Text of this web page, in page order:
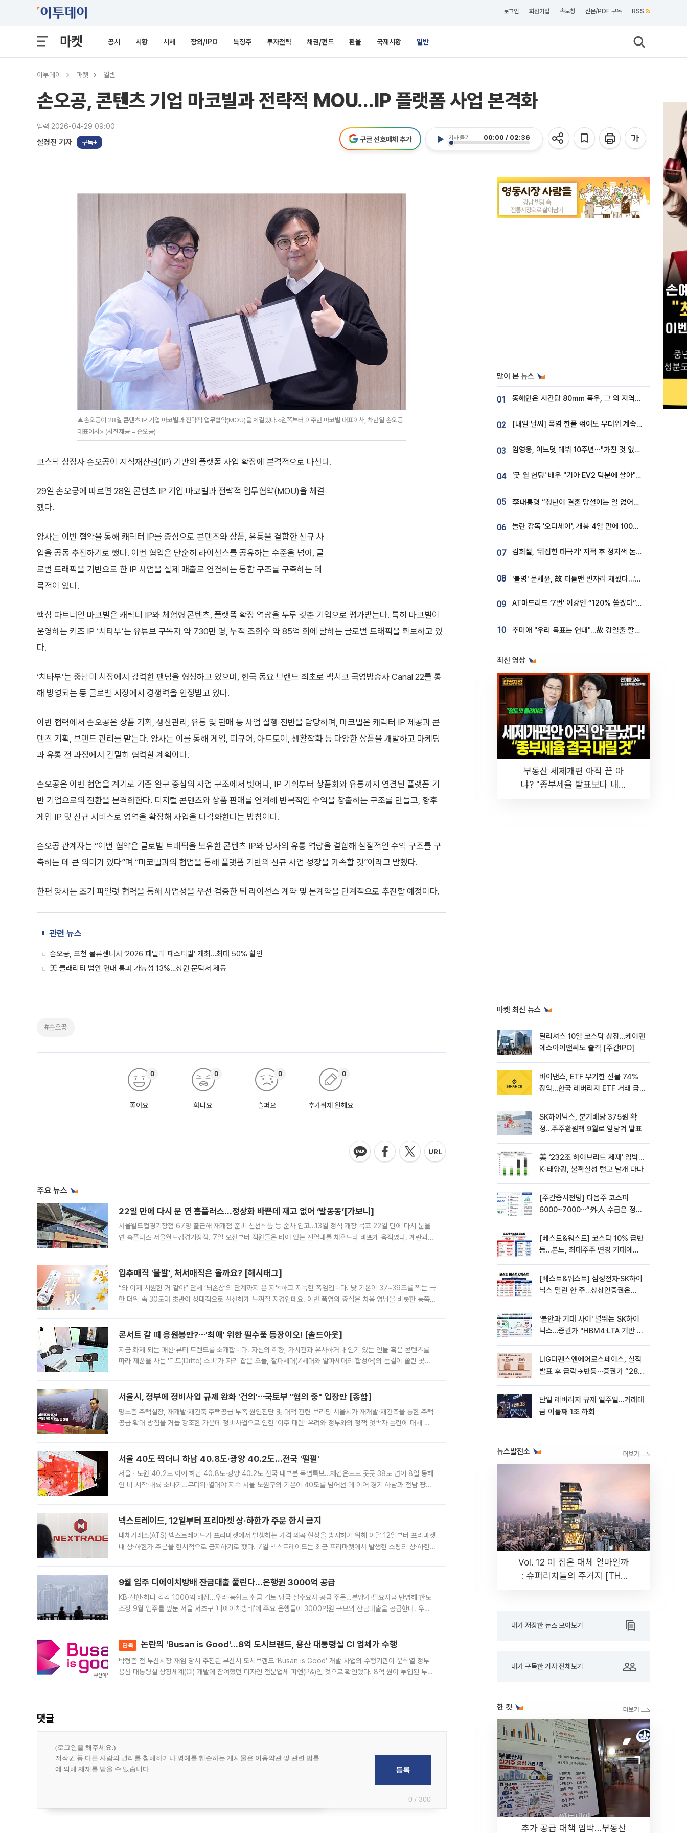
로그인 회원가입 속보창 신문/PDF 구독 RSS
마켓 공시 시황 시세 장외/IPO 특징주 투자전략 채권/펀드 환율 국제시황 일반
이투데이 마켓 일반
손오공, 콘텐츠 기업 마코빌과 전략적 MOU…IP 플랫폼 사업 본격화
입력 2026-04-29 09:00
설경진 기자 구독
기사 듣기 00:00 / 02:36
구글 선호매체 추가
▲손오공이 28일 콘텐츠 IP 기업 마코빌과 전략적 업무협약(MOU)을 체결했다.<왼쪽부터 이주현 마코빌 대표이사, 차현일 손오공
대표이사> (사진제공 = 손오공)
코스닥 상장사 손오공이 지식재산권(IP) 기반의 플랫폼 사업 확장에 본격적으로 나선다.
29일 손오공에 따르면 28일 콘텐츠 IP 기업 마코빌과 전략적 업무협약(MOU)을 체결
했다.
양사는 이번 협약을 통해 캐릭터 IP를 중심으로 콘텐츠와 상품, 유통을 결합한 신규 사
업을 공동 추진하기로 했다. 이번 협업은 단순히 라이선스를 공유하는 수준을 넘어, 글
로벌 트래픽을 기반으로 한 IP 사업을 실제 매출로 연결하는 통합 구조를 구축하는 데
목적이 있다.
핵심 파트너인 마코빌은 캐릭터 IP와 체험형 콘텐츠, 플랫폼 확장 역량을 두루 갖춘 기업으로 평가받는다. 특히 마코빌이
운영하는 키즈 IP ‘치타부’는 유튜브 구독자 약 730만 명, 누적 조회수 약 85억 회에 달하는 글로벌 트래픽을 확보하고 있
다.
‘치타부’는 중남미 시장에서 강력한 팬덤을 형성하고 있으며, 한국 동요 브랜드 최초로 멕시코 국영방송사 Canal 22를 통
해 방영되는 등 글로벌 시장에서 경쟁력을 인정받고 있다.
이번 협력에서 손오공은 상품 기획, 생산관리, 유통 및 판매 등 사업 실행 전반을 담당하며, 마코빌은 캐릭터 IP 제공과 콘
텐츠 기획, 브랜드 관리를 맡는다. 양사는 이를 통해 게임, 피규어, 아트토이, 생활잡화 등 다양한 상품을 개발하고 마케팅
과 유통 전 과정에서 긴밀히 협력할 계획이다.
손오공은 이번 협업을 계기로 기존 완구 중심의 사업 구조에서 벗어나, IP 기획부터 상품화와 유통까지 연결된 플랫폼 기
반 기업으로의 전환을 본격화한다. 디지털 콘텐츠와 상품 판매를 연계해 반복적인 수익을 창출하는 구조를 만들고, 향후
게임 IP 및 신규 서비스로 영역을 확장해 사업을 다각화한다는 방침이다.
손오공 관계자는 “이번 협약은 글로벌 트래픽을 보유한 콘텐츠 IP와 당사의 유통 역량을 결합해 실질적인 수익 구조를 구
축하는 데 큰 의미가 있다”며 “마코빌과의 협업을 통해 플랫폼 기반의 신규 사업 성장을 가속할 것”이라고 말했다.
한편 양사는 초기 파일럿 협력을 통해 사업성을 우선 검증한 뒤 라이선스 계약 및 본계약을 단계적으로 추진할 예정이다.
관련 뉴스
손오공, 포천 물류센터서 ‘2026 패밀리 페스티벌’ 개최…최대 50% 할인
美 클래리티 법안 연내 통과 가능성 13%…상원 문턱서 제동
#손오공
좋아요
0
화나요
0
슬퍼요
0
추가취재 원해요
0
주요 뉴스
22일 만에 다시 문 연 홈플러스…정상화 바쁜데 재고 없어 ‘발동동’[가보니]
서울월드컵경기장점 67명 출근해 재개점 준비 신선식품 등 순차 입고…13일 정식 개장 목표 22일 만에 다시 문을
연 홈플러스 서울월드컵경기장점. 7일 오전부터 직원들은 비어 있는 진열대를 채우느라 바쁘게 움직였다. 계란과
입추매직 '불발', 처서매직은 올까요? [해시태그]
“와 이제 시원한 거 같아” 단체 ‘뇌손상’의 단계까지 온 지독하고 지독한 폭염입니다. 낮 기온이 37~39도를 찍는 극
한 더위 속 30도대 초반이 상대적으로 선선하게 느껴질 지경인데요. 이번 폭염의 중심은 처음 영남을 비롯한 동쪽
콘서트 갈 때 응원봉만?⋯'최애' 위한 필수품 등장이오! [솔드아웃]
지금 화제 되는 패션·뷰티 트렌드를 소개합니다. 자신의 취향, 가치관과 유사하거나 인기 있는 인물 혹은 콘텐츠를
따라 제품을 사는 '디토(Ditto) 소비'가 자리 잡은 오늘, 잘파세대(Z세대와 알파세대의 합성어)의 눈길이 쏠린 곳은
서울시, 정부에 정비사업 규제 완화 '건의'⋯국토부 "협의 중" 입장만 [종합]
명노준 주택실장, 재개발·재건축 주택공급 부족 원인진단 및 대책 관련 브리핑 서울시가 재개발·재건축을 통한 주택
공급 확대 방침을 거듭 강조한 가운데 정비사업으로 인한 '이주 대란' 우려와 정부와의 정책 엇박자 논란에 대해 정
서울 40도 찍더니 하남 40.8도·광양 40.2도…전국 '펄펄'
서울ㆍ노원 40.2도 이어 하남 40.8도·광양 40.2도 전국 대부분 폭염특보…체감온도도 곳곳 38도 넘어 8일 동해
안 비 시작·내륙 소나기…무더위·열대야 지속 서울 노원구의 기온이 40도를 넘어선 데 이어 경기 하남과 전남 광양
넥스트레이드, 12일부터 프리마켓 상·하한가 주문 한시 금지
대체거래소(ATS) 넥스트레이드가 프리마켓에서 발생하는 가격 왜곡 현상을 방지하기 위해 이달 12일부터 프리마켓
내 상·하한가 주문을 한시적으로 금지하기로 했다. 7일 넥스트레이드는 최근 프리마켓에서 발생한 소량의 상·하한
9월 입주 디에이치방배 잔금대출 풀린다…은행권 3000억 공급
KB·신한·하나 각각 1000억 배정…우리·농협도 취급 검토 당국 실수요자 공급 주문…분양가·필요자금 반영해 한도
조정 9월 입주를 앞둔 서울 서초구 ‘디에이치방배’에 주요 은행들이 3000억원 규모의 잔금대출을 공급한다. 우리
단독 논란의 'Busan is Good'…8억 도시브랜드, 용산 대통령실 CI 업체가 수행
박형준 전 부산시장 재임 당시 추진된 부산시 도시브랜드 ‘Busan is Good’ 개발 사업의 수행기관이 윤석열 정부
용산 대통령실 상징체계(CI) 개발에 참여했던 디자인 전문업체 피앤(P&)인 것으로 확인됐다. 8억 원이 투입된 부산
댓글
0 / 300
많이 본 뉴스
01 동해안은 시간당 80㎜ 폭우, 그 외 지역은 폭염…‘극과 극 날씨’
02 [내일 날씨] 폭염 한풀 꺾여도 무더위 계속⋯동해안 이틀 연속 비
03 임영웅, 어느덧 데뷔 10주년⋯"가진 것 없던 시절, 내 앞엔 20명의 팬뿐"
04 '굿 윌 헌팅' 배우 "기아 EV2 덕분에 살아"…교통사고 후 안전성 극찬
05 李대통령 “청년이 결혼 망설이는 일 없어야...제도상 불이익 조사”
06 놀란 감독 '오디세이', 개봉 4일 만에 100만 돌파⋯'왕사남' 보다 빠르다
07 김희철, '뒤집힌 태극기' 지적 후 정치색 논란…"좌우 떠나 우리나라 국기"
08 '불명' 문세윤, 故 터틀맨 빈자리 채웠다…'거북이' 눈물의 최종 우승
09 AT마드리드 ‘7번’ 이강인 “120% 쏟겠다”⋯시메오네 감독 “필요한 선수”
10 추미애 "우리 목표는 연대"…故 강일출 할머니 흉상 제막
최신 영상
부동산 세제개편 아직 끝 아
냐? "종부세율 발표보다 내릴
마켓 최신 뉴스
딜리셔스 10일 코스닥 상장…케이앤
에스아이앤씨도 출격 [주간IPO]
바이낸스, ETF 무기한 선물 74%
장악…한국 레버리지 ETF 거래 급
SK하이닉스, 분기배당 375원 확
정…주주환원책 9월로 앞당겨 발표
美 ‘232조 하이브리드 제재’ 임박…
K-태양광, 불확실성 털고 날개 다나
[주간증시전망] 다음주 코스피
6000~7000⋯“外人 수급은 정책
[베스트&워스트] 코스닥 10% 급반
등…본느, 최대주주 변경 기대에
[베스트&워스트] 삼성전자·SK하이
닉스 밀린 한 주…상상인증권은
'불안과 기대 사이' 널뛰는 SK하이
닉스…증권가 "HBM4·LTA 기반 펀
LIG디펜스앤에어로스페이스, 실적
발표 후 급락→반등⋯증권가 “28년
단일 레버리지 규제 일주일…거래대
금 이틀째 1조 하회
뉴스발전소
Vol. 12 이 집은 대체 얼마일까
: 슈퍼리치들의 주거지 [THE
내가 저장한 뉴스 모아보기
내가 구독한 기자 전체보기
한 컷
추가 공급 대책 임박…부동산